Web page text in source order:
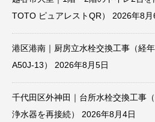
TOTO ピュアレストQR）
2026年8月
港区港南｜厨房立水栓交換工事（経
A50J-13）
2026年8月5日
千代田区外神田｜台所水栓交換工事
浄水器を再接続）
2026年8月4日